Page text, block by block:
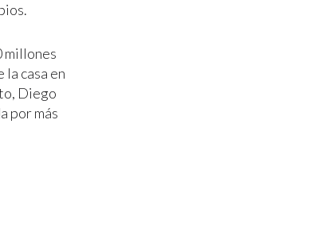
millones
casa en
Diego
por más